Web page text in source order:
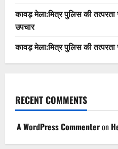
कावड़ मेला:मित्र पुलिस की
उपचार
कावड़ मेला:मित्र पुलिस की तत्परता
RECENT COMMENTS
A WordPress Commenteron